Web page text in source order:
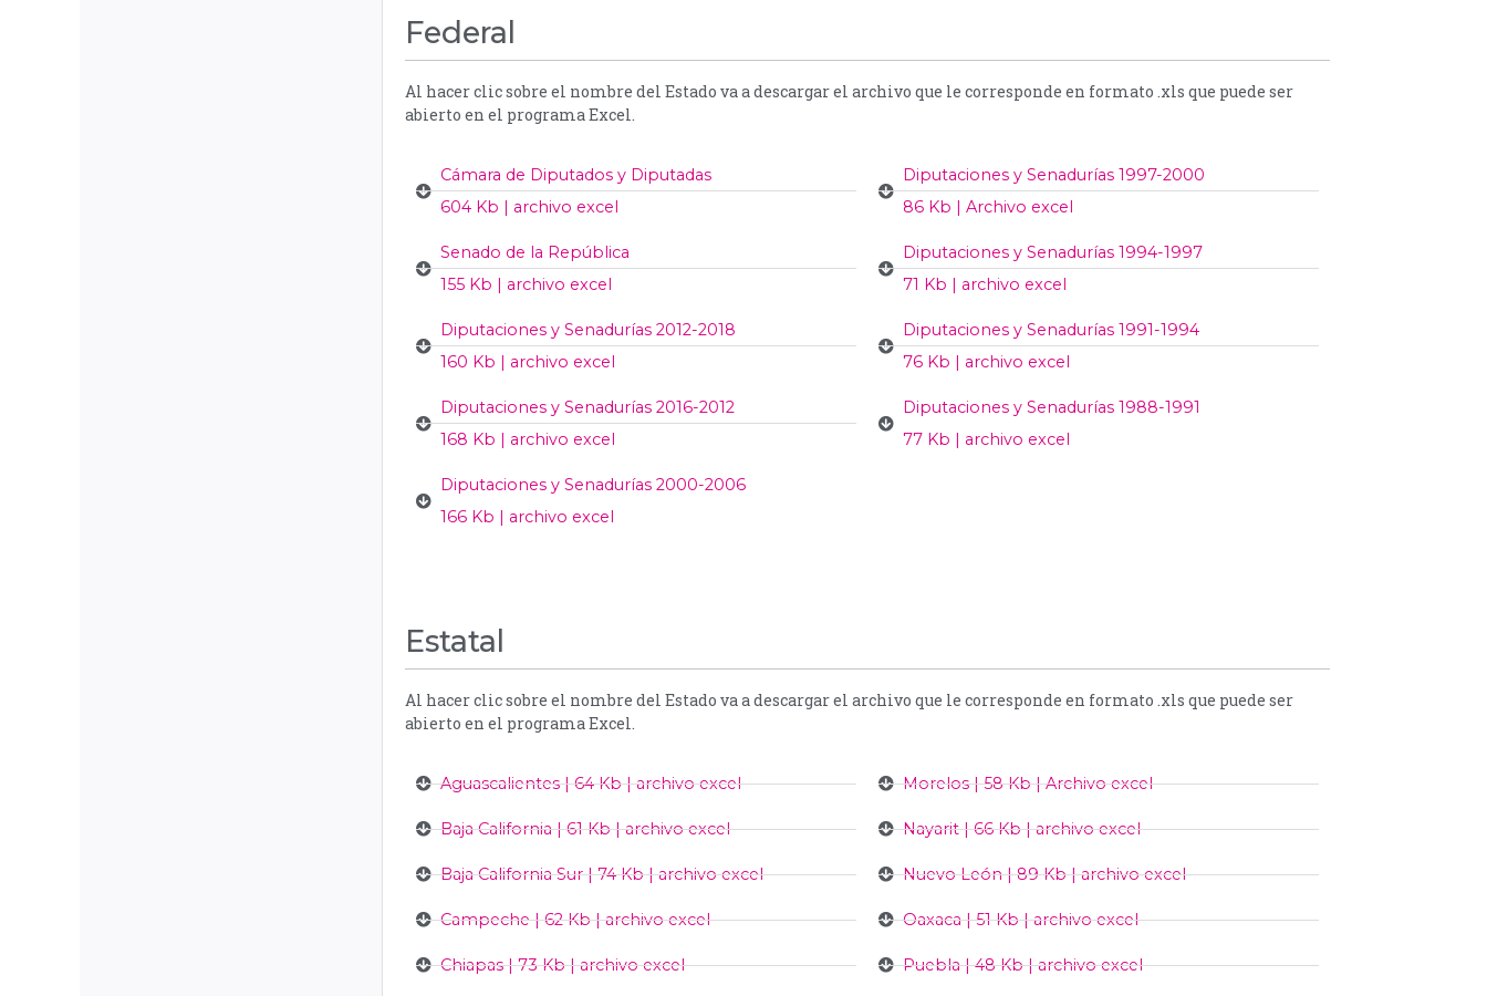
Federal
Al hacer clic sobre el nombre del Estado va a descargar el archivo que le corresponde en formato .xls que puede ser
abierto en el programa Excel.
Cámara de Diputados y Diputadas
604 Kb | archivo excel
Senado de la República
155 Kb | archivo excel
Diputaciones y Senadurías 2012-2018
160 Kb | archivo excel
Diputaciones y Senadurías 2016-2012
168 Kb | archivo excel
Diputaciones y Senadurías 2000-2006
166 Kb | archivo excel
Diputaciones y Senadurías 1997-2000
86 Kb | Archivo excel
Diputaciones y Senadurías 1994-1997
71 Kb | archivo excel
Diputaciones y Senadurías 1991-1994
76 Kb | archivo excel
Diputaciones y Senadurías 1988-1991
77 Kb | archivo excel
Estatal
Al hacer clic sobre el nombre del Estado va a descargar el archivo que le corresponde en formato .xls que puede ser
abierto en el programa Excel.
Aguascalientes | 64 Kb | archivo excel
Baja California | 61 Kb | archivo excel
Baja California Sur | 74 Kb | archivo excel
Campeche | 62 Kb | archivo excel
Chiapas | 73 Kb | archivo excel
Morelos | 58 Kb | Archivo excel
Nayarit | 66 Kb | archivo excel
Nuevo León | 89 Kb | archivo excel
Oaxaca | 51 Kb | archivo excel
Puebla | 48 Kb | archivo excel